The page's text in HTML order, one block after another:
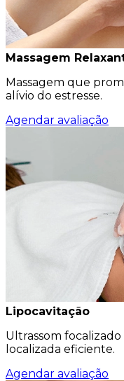
Massagem
Massagem que
alívio do estresse.
Agendar avaliação
Lipocavitação
Ultrassom
localizada eficiente.
Agendar avaliação